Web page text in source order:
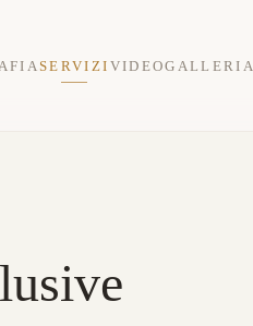
SERVIZI VIDEOGALLERIA